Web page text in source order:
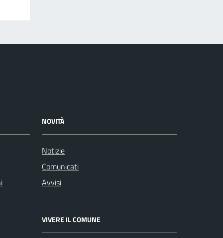
NOVITÀ
Notizie
Comunicati
Avvisi
VIVERE IL COMUNE